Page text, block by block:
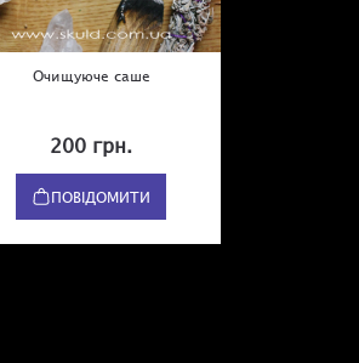
Очищуюче саше
200 грн.
ПОВІДОМИТИ